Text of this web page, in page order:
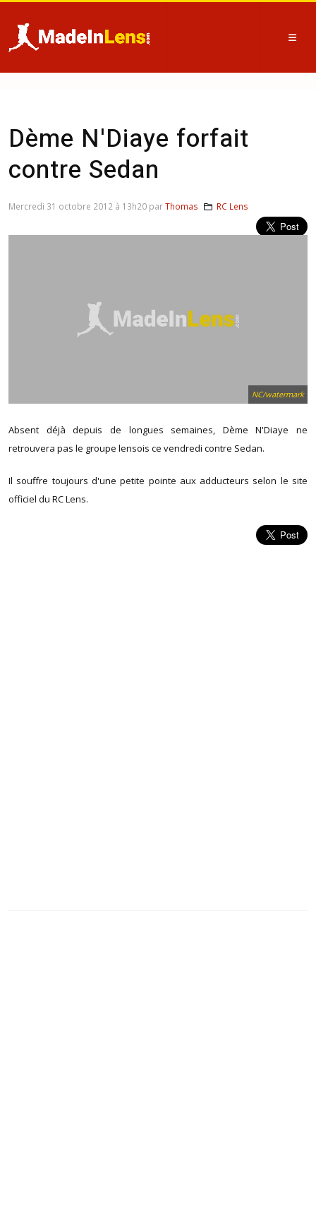
Dème N'Diaye forfait
contre Sedan
NC/watermark
Absent déjà depuis de longues semaines, Dème N'Diaye ne
retrouvera pas le groupe lensois ce vendredi contre Sedan.
Il souffre toujours d'une petite pointe aux adducteurs selon le site
officiel du RC Lens.
Mercredi 31 octobre 2012 à 13h20 parThomas RC Lens